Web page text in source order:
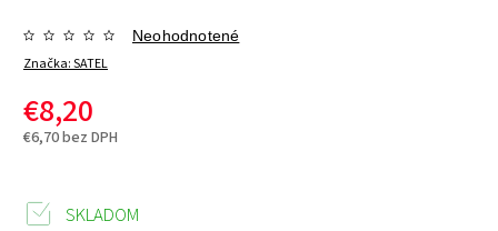
Značka:SATEL
Neohodnotené
€8,20
€6,70 bez DPH
SKLADOM